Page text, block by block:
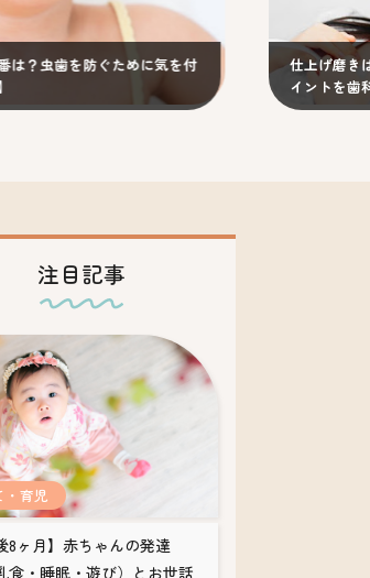
防ぐために気を付
仕上げ磨きはいつま
イントを歯科医が解説
注目記事
8ヶ月】赤ちゃんの発達
食・睡眠・遊び）とお世話
・育児